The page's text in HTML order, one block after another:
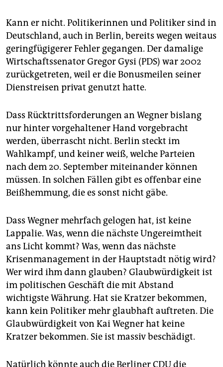
Kann er nicht. Politikerinnen und Politiker sind in
Deutschland, auch in Berlin, bereits wegen weitaus
geringfügigerer Fehler gegangen. Der damalige
Wirtschaftssenator Gregor Gysi (PDS) war 2002
zurückgetreten, weil er die Bonusmeilen seiner
Dienstreisen privat genutzt hatte.
Dass Rücktrittsforderungen an Wegner bislang
nur hinter vorgehaltener Hand vorgebracht
werden, überrascht nicht. Berlin steckt im
Wahlkampf, und keiner weiß, welche Parteien
nach dem 20. September miteinander können
müssen. In solchen Fällen gibt es offenbar eine
Beißhemmung, die es sonst nicht gäbe.
Dass Wegner mehrfach gelogen hat, ist keine
Lappalie. Was, wenn die nächste Ungereimtheit
ans Licht kommt? Was, wenn das nächste
Krisenmanagement in der Hauptstadt nötig wird?
Wer wird ihm dann glauben? Glaubwürdigkeit ist
im politischen Geschäft die mit Abstand
wichtigste Währung. Hat sie Kratzer bekommen,
kann kein Politiker mehr glaubhaft auftreten. Die
Glaubwürdigkeit von Kai Wegner hat keine
Kratzer bekommen. Sie ist massiv beschädigt.
Natürlich könnte auch die Berliner CDU die